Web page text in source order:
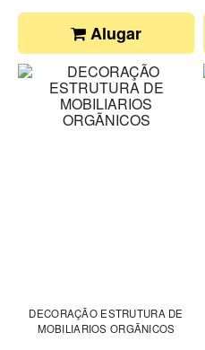
Alugar
DECORAÇÃO ESTRUTURA DE
MOBILIARIOS ORGÃNICOS